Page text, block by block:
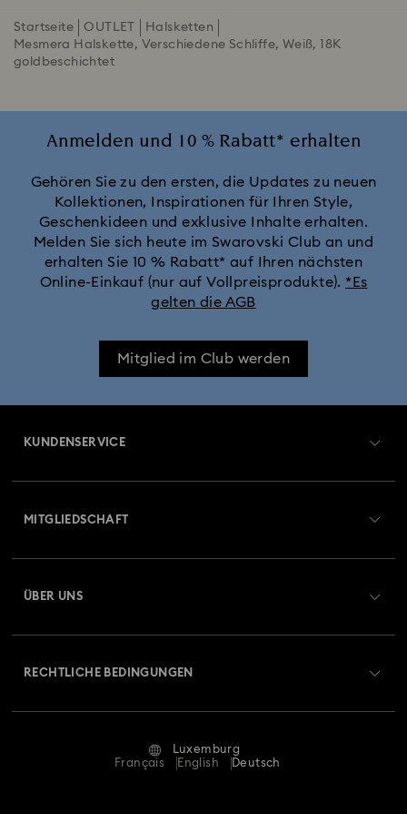
Startseite OUTLET
Halsketten
Mesmera Halskette, Verschiedene Schliffe, Weiß, 18K
goldbeschichtet
Anmelden und 10 % Rabatt* erhalten
Gehören Sie zu den ersten, die Updates zu neuen
Kollektionen, Inspirationen für Ihren Style,
Geschenkideen und exklusive Inhalte erhalten.
Melden Sie sich heute im Swarovski Club an und
erhalten Sie 10 % Rabatt* auf Ihren nächsten
Online-Einkauf (nur auf Vollpreisprodukte). *Es
gelten die AGB
Mitglied im Club werden
KUNDENSERVICE
Retouren und Umtausch
Reparaturstatus
MITGLIEDSCHAFT
ÜBER UNS
RECHTLICHE BEDINGUNGEN
Luxemburg
Français
English Deutsch